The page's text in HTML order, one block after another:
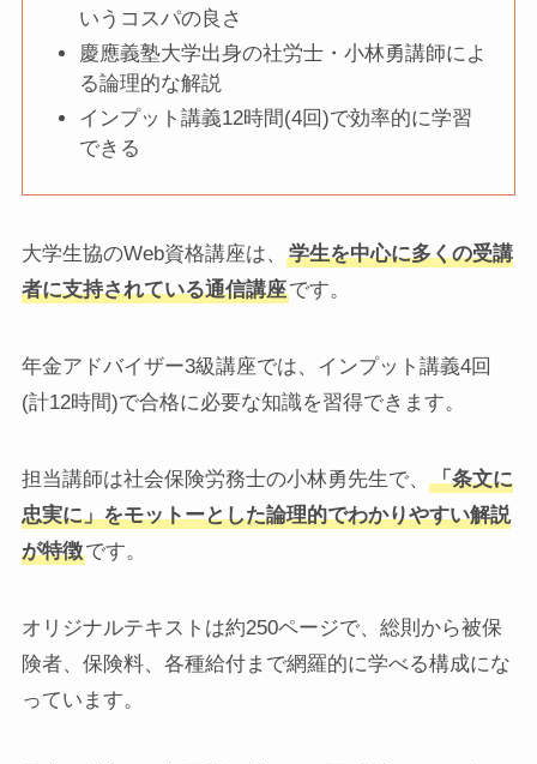
いうコスパの良さ
慶應義塾大学出身の社労士・小林勇講師によ
る論理的な解説
インプット講義12時間(4回)で効率的に学習
できる
大学生協のWeb資格講座は、
学生を中心に多くの受講
者に支持されている通信講座です。
年金アドバイザー3級講座では、インプット講義4回
(計12時間)で合格に必要な知識を習得できます。
担当講師は社会保険労務士の小林勇先生で、
「条文に
忠実に」をモットーとした論理的でわかりやすい解説
が特徴です。
オリジナルテキストは約250ページで、総則から被保
険者、保険料、各種給付まで網羅的に学べる構成にな
っています。